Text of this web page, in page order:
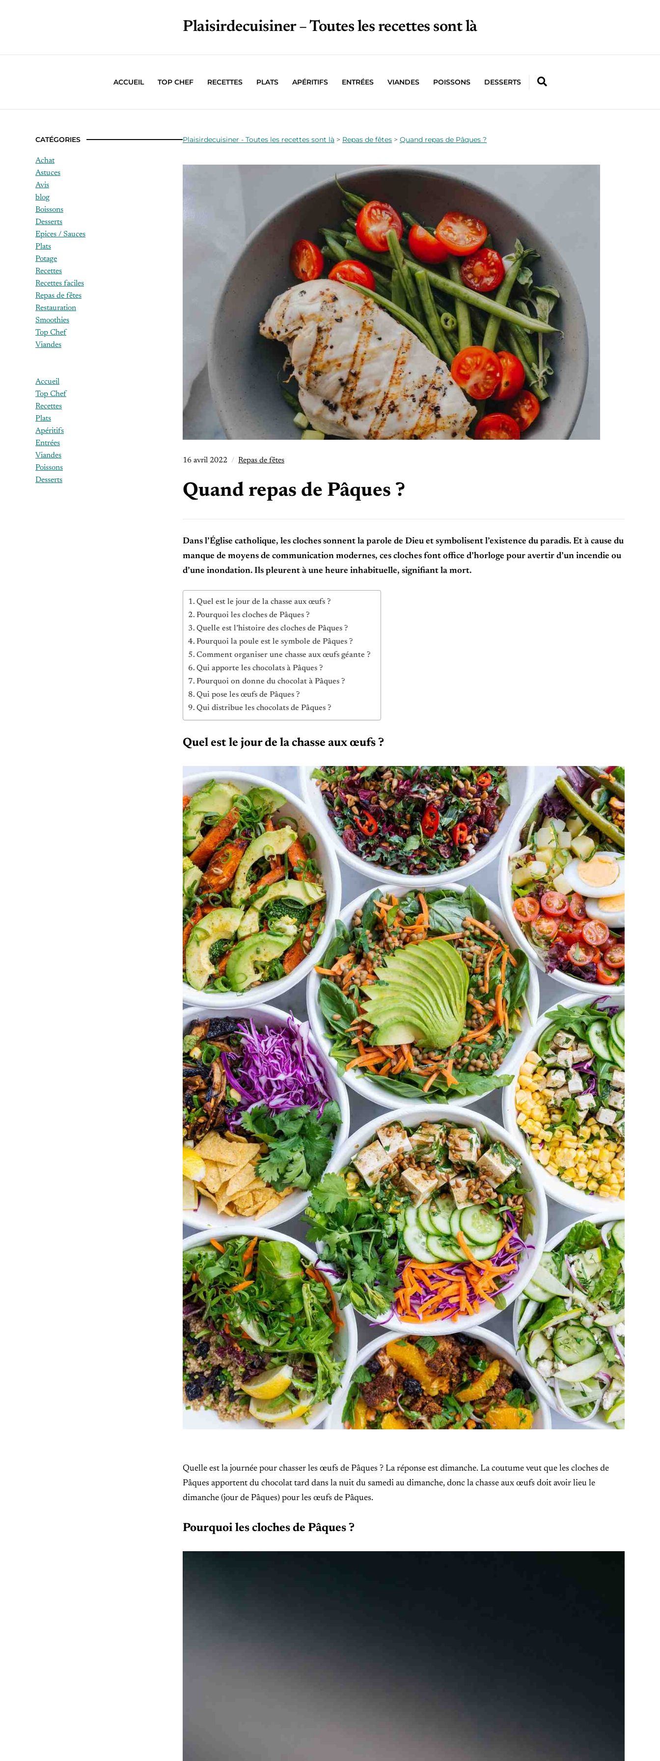
Plaisirdecuisiner – Toutes les recettes sont là
ACCUEIL TOP CHEF RECETTES PLATS APÉRITIFS ENTRÉES VIANDES POISSONS DESSERTS
Plaisirdecuisiner - Toutes les recettes sont là > Repas de fêtes > Quand repas de Pâques ?
16 avril 2022 Repas de fêtes
Quand repas de Pâques ?
Dans l’Église catholique, les cloches sonnent la parole de Dieu et symbolisent l’existence du paradis. Et à cause du
manque de moyens de communication modernes, ces cloches font office d’horloge pour avertir d’un incendie ou
d’une inondation. Ils pleurent à une heure inhabituelle, signifiant la mort.
Quel est le jour de la chasse aux œufs ?
Pourquoi les cloches de Pâques ?
Quelle est l’histoire des cloches de Pâques ?
Pourquoi la poule est le symbole de Pâques ?
Comment organiser une chasse aux œufs géante ?
Qui apporte les chocolats à Pâques ?
Pourquoi on donne du chocolat à Pâques ?
Qui pose les œufs de Pâques ?
Qui distribue les chocolats de Pâques ?
Quel est le jour de la chasse aux œufs ?
Quelle est la journée pour chasser les œufs de Pâques ? La réponse est dimanche. La coutume veut que les cloches de
Pâques apportent du chocolat tard dans la nuit du samedi au dimanche, donc la chasse aux œufs doit avoir lieu le
dimanche (jour de Pâques) pour les œufs de Pâques.
Pourquoi les cloches de Pâques ?
CATÉGORIES
Achat
Astuces
Avis
blog
Boissons
Desserts
Epices / Sauces
Plats
Potage
Recettes
Recettes faciles
Repas de fêtes
Restauration
Smoothies
Top Chef
Viandes
Accueil
Top Chef
Recettes
Plats
Apéritifs
Entrées
Viandes
Poissons
Desserts